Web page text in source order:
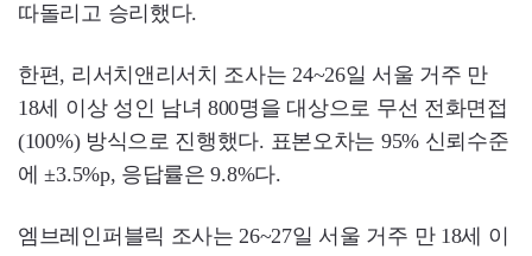
따돌리고 승리했다.
한편, 리서치앤리서치 조사는 24~26일 서울 거주 만
18세 이상 성인 남녀 800명을 대상으로 무선 전화면접
(100%) 방식으로 진행했다. 표본오차는 95% 신뢰수준
에 ±3.5%p, 응답률은 9.8%다.
엠브레인퍼블릭 조사는 26~27일 서울 거주 만 18세 이